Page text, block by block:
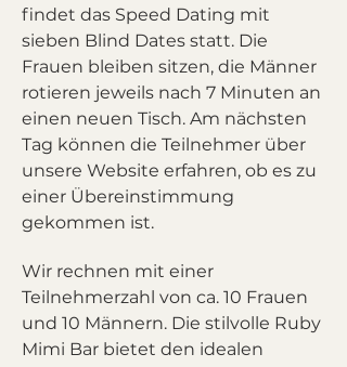
findet das Speed Dating mit
sieben Blind Dates statt. Die
Frauen bleiben sitzen, die Männer
rotieren jeweils nach 7 Minuten an
einen neuen Tisch. Am nächsten
Tag können die Teilnehmer über
unsere Website erfahren, ob es zu
einer Übereinstimmung
gekommen ist.
Wir rechnen mit einer
Teilnehmerzahl von ca. 10 Frauen
und 10 Männern. Die stilvolle Ruby
Mimi Bar bietet den idealen